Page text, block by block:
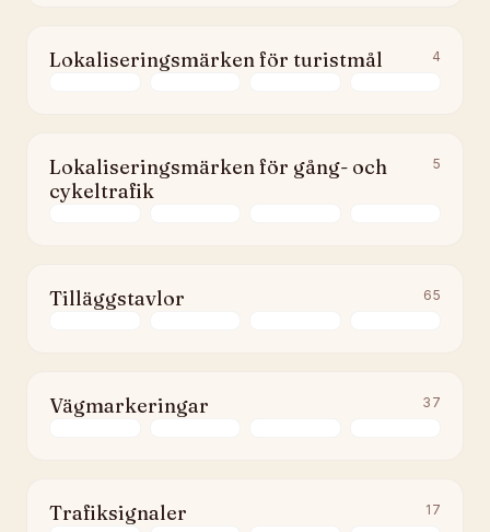
Lokaliseringsmärken för turistmål 4
Lokaliseringsmärken för gång- och
cykeltrafik
5
Tilläggstavlor 65
Vägmarkeringar 37
Trafiksignaler 17